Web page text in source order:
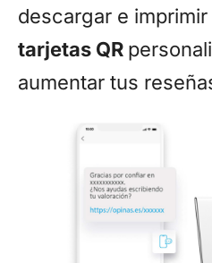
descargar e imprimir
tarjetas QR
aumentar tus